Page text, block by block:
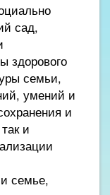
сад,
здорового
семьи,
умений и
и
и
семье,